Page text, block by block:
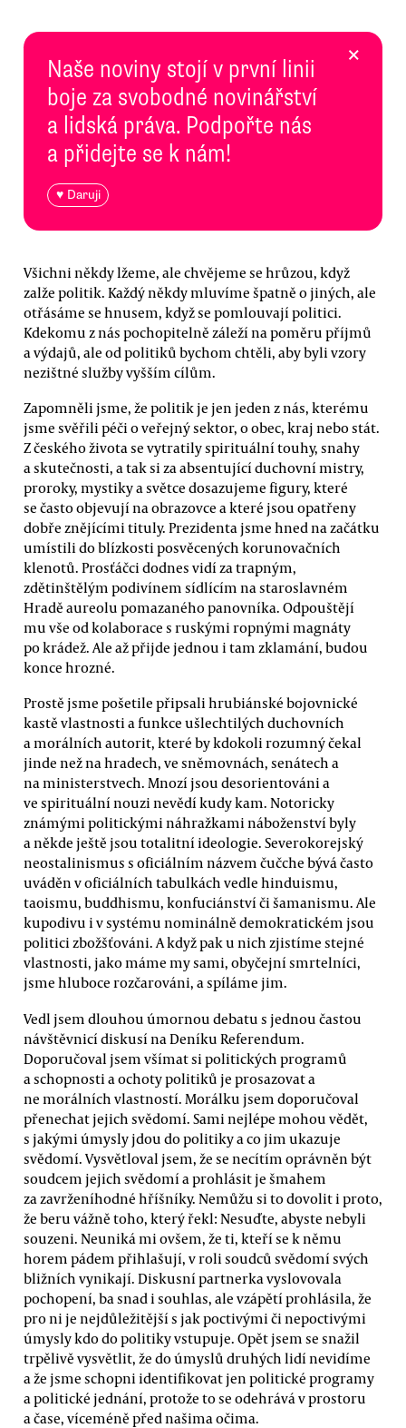
Naše noviny stojí v první linii
boje za svobodné novinářství
a lidská práva. Podpořte nás
a přidejte se k nám!
♥ Daruji
×
Všichni někdy lžeme, ale chvějeme se hrůzou, když
zalže politik. Každý někdy mluvíme špatně o jiných, ale
otřásáme se hnusem, když se pomlouvají politici.
Kdekomu z nás pochopitelně záleží na poměru příjmů
a výdajů, ale od politiků bychom chtěli, aby byli vzory
nezištné služby vyšším cílům.
Zapomněli jsme, že politik je jen jeden z nás, kterému
jsme svěřili péči o veřejný sektor, o obec, kraj nebo stát.
Z českého života se vytratily spirituální touhy, snahy
a skutečnosti, a tak si za absentující duchovní mistry,
proroky, mystiky a světce dosazujeme figury, které
se často objevují na obrazovce a které jsou opatřeny
dobře znějícími tituly. Prezidenta jsme hned na začátku
umístili do blízkosti posvěcených korunovačních
klenotů. Prosťáčci dodnes vidí za trapným,
zdětinštělým podivínem sídlícím na staroslavném
Hradě aureolu pomazaného panovníka. Odpouštějí
mu vše od kolaborace s ruskými ropnými magnáty
po krádež. Ale až přijde jednou i tam zklamání, budou
konce hrozné.
Prostě jsme pošetile připsali hrubiánské bojovnické
kastě vlastnosti a funkce ušlechtilých duchovních
a morálních autorit, které by kdokoli rozumný čekal
jinde než na hradech, ve sněmovnách, senátech a
na ministerstvech. Mnozí jsou desorientováni a
ve spirituální nouzi nevědí kudy kam. Notoricky
známými politickými náhražkami náboženství byly
a někde ještě jsou totalitní ideologie. Severokorejský
neostalinismus s oficiálním názvem čučche bývá často
uváděn v oficiálních tabulkách vedle hinduismu,
taoismu, buddhismu, konfuciánství či šamanismu. Ale
kupodivu i v systému nominálně demokratickém jsou
politici zbožšťováni. A když pak u nich zjistíme stejné
vlastnosti, jako máme my sami, obyčejní smrtelníci,
jsme hluboce rozčarováni, a spíláme jim.
Vedl jsem dlouhou úmornou debatu s jednou častou
návštěvnicí diskusí na Deníku Referendum.
Doporučoval jsem všímat si politických programů
a schopnosti a ochoty politiků je prosazovat a
ne morálních vlastností. Morálku jsem doporučoval
přenechat jejich svědomí. Sami nejlépe mohou vědět,
s jakými úmysly jdou do politiky a co jim ukazuje
svědomí. Vysvětloval jsem, že se necítím oprávněn být
soudcem jejich svědomí a prohlásit je šmahem
za zavrženíhodné hříšníky. Nemůžu si to dovolit i proto,
že beru vážně toho, který řekl: Nesuďte, abyste nebyli
souzeni. Neuniká mi ovšem, že ti, kteří se k němu
horem pádem přihlašují, v roli soudců svědomí svých
bližních vynikají. Diskusní partnerka vyslovovala
pochopení, ba snad i souhlas, ale vzápětí prohlásila, že
pro ni je nejdůležitější s jak poctivými či nepoctivými
úmysly kdo do politiky vstupuje. Opět jsem se snažil
trpělivě vysvětlit, že do úmyslů druhých lidí nevidíme
a že jsme schopni identifikovat jen politické programy
a politické jednání, protože to se odehrává v prostoru
a čase, víceméně před našima očima.